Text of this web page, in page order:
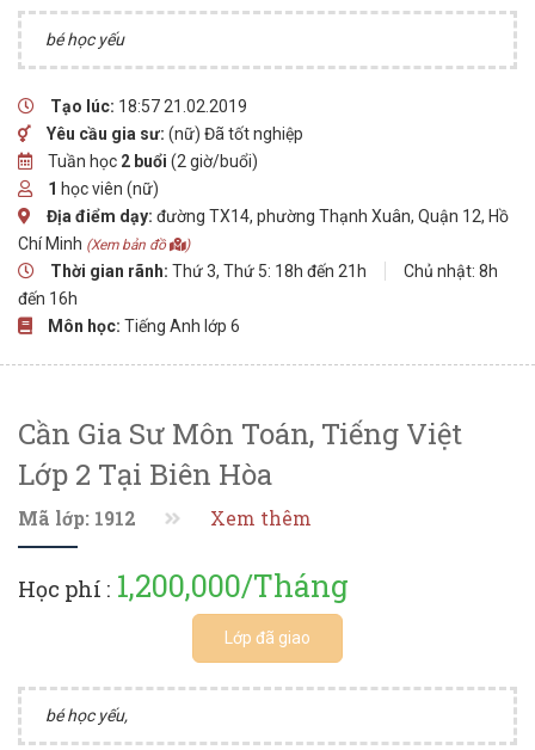
bé học yếu
Tạo lúc: 18:57 21.02.2019
Yêu cầu gia sư: (nữ) Đã tốt nghiệp
Tuần học 2 buổi (2 giờ/buổi)
1 học viên (nữ)
Địa điểm dạy: đường TX14, phường Thạnh Xuân, Quận 12, Hồ
Chí Minh (Xem bản đồ )
Thời gian rãnh: Thứ 3, Thứ 5: 18h đến 21h
Chủ nhật: 8h
đến 16h
Môn học: Tiếng Anh lớp 6
Cần Gia Sư Môn Toán, Tiếng Việt
Lớp 2 Tại Biên Hòa
Mã lớp: 1912 Xem thêm
Học phí : 1,200,000/Tháng
Lớp đã giao
bé học yếu,